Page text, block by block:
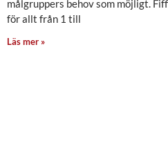
målgruppers behov som möjligt.
för allt från 1 till
Läs mer »